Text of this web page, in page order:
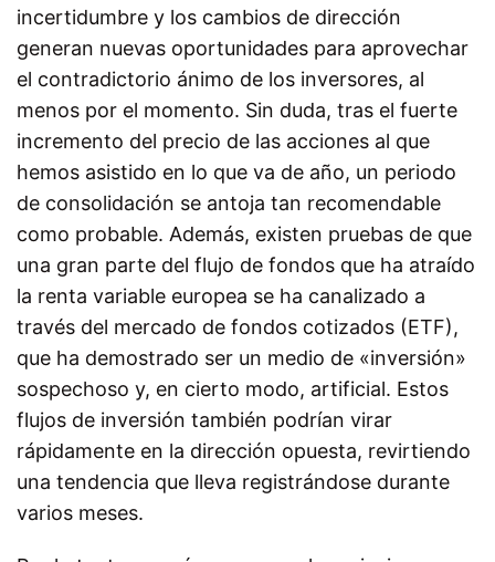
incertidumbre y los cambios de dirección
generan nuevas oportunidades para aprovechar
el contradictorio ánimo de los inversores, al
menos por el momento. Sin duda, tras el fuerte
incremento del precio de las acciones al que
hemos asistido en lo que va de año, un periodo
de consolidación se antoja tan recomendable
como probable. Además, existen pruebas de que
una gran parte del flujo de fondos que ha atraído
la renta variable europea se ha canalizado a
través del mercado de fondos cotizados (ETF),
que ha demostrado ser un medio de «inversión»
sospechoso y, en cierto modo, artificial. Estos
flujos de inversión también podrían virar
rápidamente en la dirección opuesta, revirtiendo
una tendencia que lleva registrándose durante
varios meses.